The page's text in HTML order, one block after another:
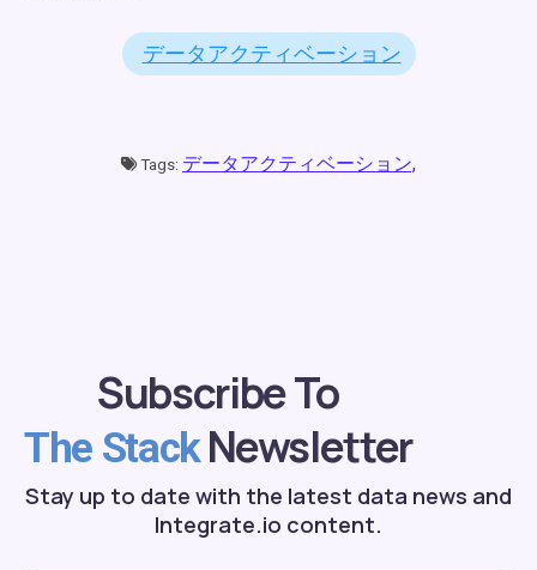
データアクティベーション
Tags: データアクティベーション,
Subscribe To
The StackNewsletter
Stay up to date with the latest data news and
Integrate.io content.